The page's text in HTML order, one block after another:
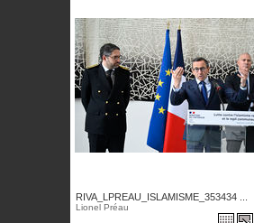
RIVA_LPREAU_ISLAMISME_353434 ...
Lionel Préau